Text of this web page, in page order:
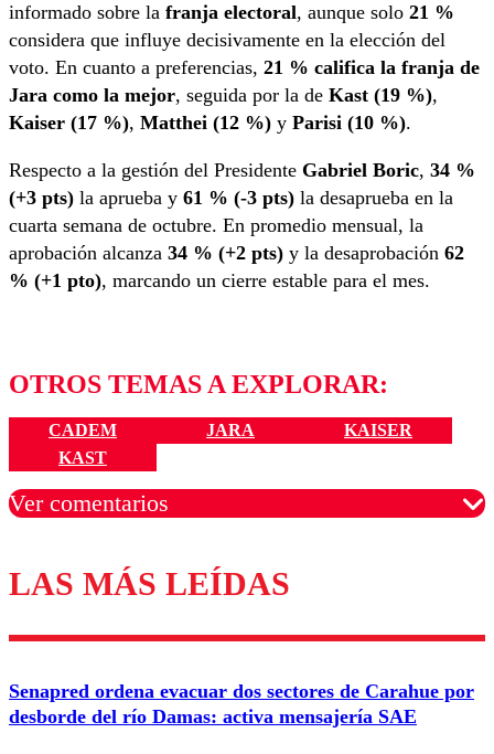
informado sobre la franja electoral, aunque solo 21 %
considera que influye decisivamente en la elección del
voto. En cuanto a preferencias, 21 % califica la franja de
Jara como la mejor, seguida por la de Kast (19 %),
Kaiser (17 %), Matthei (12 %) y Parisi (10 %).
Respecto a la gestión del Presidente Gabriel Boric, 34 %
(+3 pts) la aprueba y 61 % (-3 pts) la desaprueba en la
cuarta semana de octubre. En promedio mensual, la
aprobación alcanza 34 % (+2 pts) y la desaprobación 62
% (+1 pto), marcando un cierre estable para el mes.
OTROS TEMAS A EXPLORAR:
CADEM JARA
KAISER
KAST
Ver comentarios
Los comentarios son moderados para garantizar un
diálogo respetuoso.
Correo
LAS MÁS LEÍDAS
Senapred ordena evacuar dos sectores de Carahue por
desborde del río Damas: activa mensajería SAE